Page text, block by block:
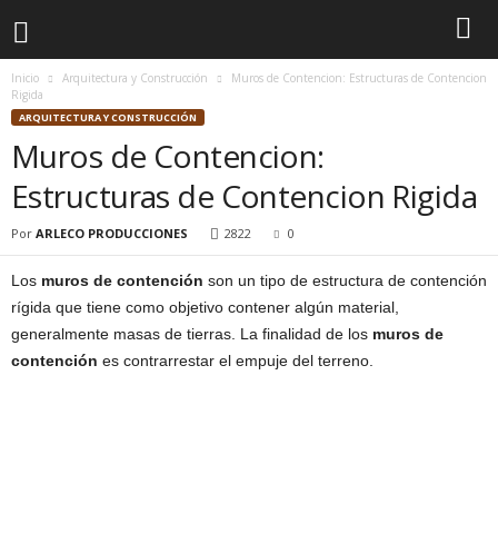
Inicio Arquitectura y Construcción
Muros de Contencion: Estructuras de Contencion
Rigida
ARQUITECTURA Y CONSTRUCCIÓN
Muros de Contencion:
Estructuras de Contencion Rigida
Por ARLECO PRODUCCIONES 2822 0
Los muros de contención son un tipo de estructura de contención
rígida que tiene como objetivo contener algún material,
generalmente masas de tierras. La finalidad de los muros de
contención es contrarrestar el empuje del terreno.